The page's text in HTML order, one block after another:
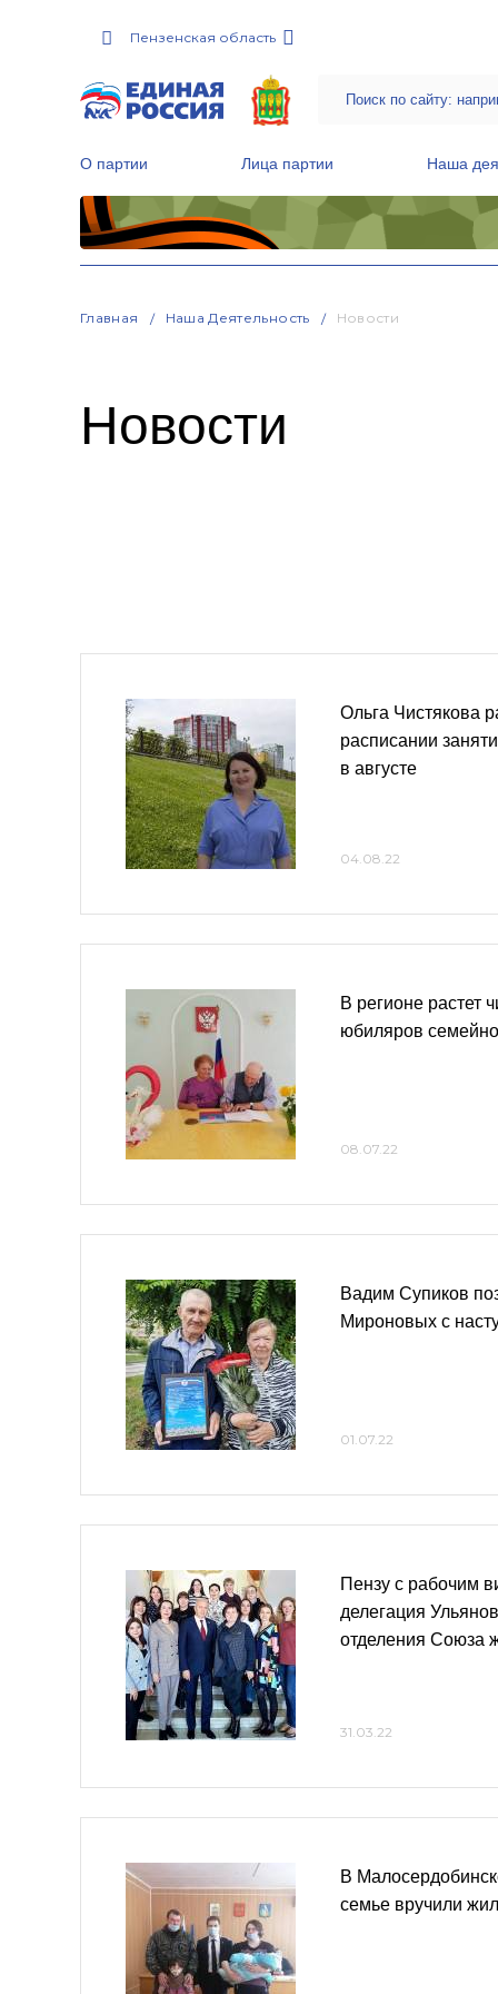
Пензенская область
О партии Лица партии Наша
Главная Наша Деятельность Новости
Новости
Ольга Чистякова
расписании
в августе
04.08.22
В регионе растет
юбиляров
08.07.22
Вадим Супиков
Мироновых с
01.07.22
Пензу с рабочим
делегация
отделения Союза
31.03.22
В
семье вручили